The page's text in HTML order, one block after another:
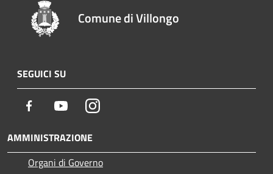
Comune di Villongo
SEGUICI SU
Facebook YoutubeInstagram
AMMINISTRAZIONE
Organi di Governo